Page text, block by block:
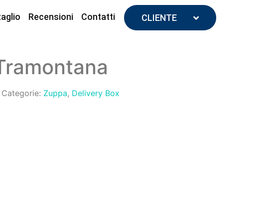
Recensioni Contatti CLIENTE
Categorie: Zuppa, Delivery Box